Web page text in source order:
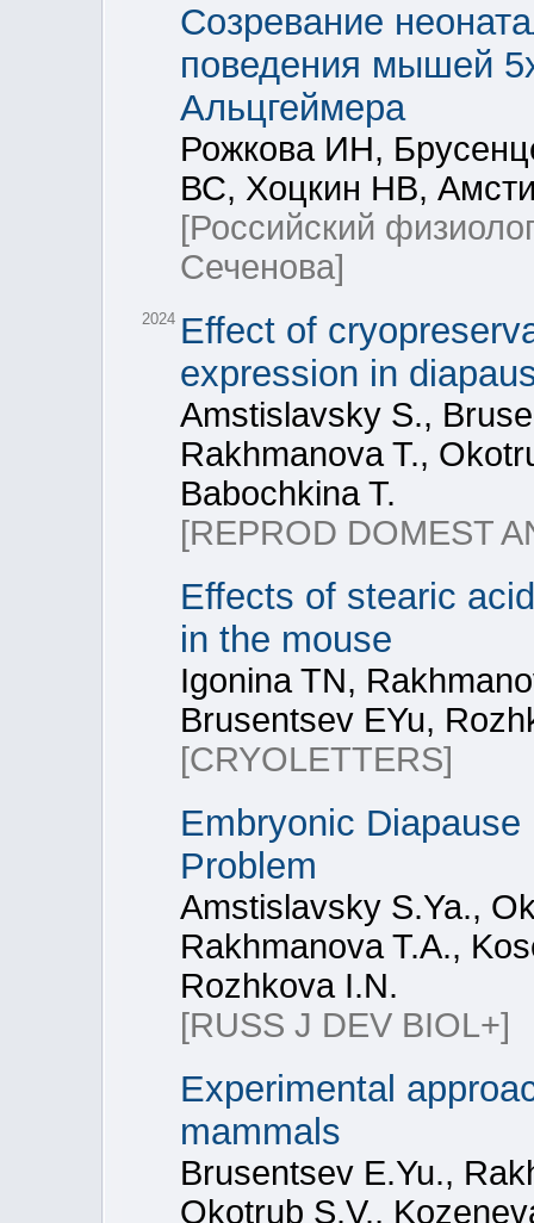
Созревание
поведения мышей
Альцгеймера
Рожкова ИН,
ВС, Хоцкин НВ,
[Российский
Сеченова]
2024 Effect of
expression in
Amstislavsky S.,
Rakhmanova T.,
Babochkina T.
[REPROD DOMEST
Effects of stearic
in the mouse
Igonina TN,
Brusentsev EYu,
[CRYOLETTERS]
Embryonic
Problem
Amstislavsky S.Ya.,
Rakhmanova T.A.,
Rozhkova I.N.
[RUSS J DEV BIOL+]
Experimental
mammals
Brusentsev E.Yu.,
Okotrub S.V.,